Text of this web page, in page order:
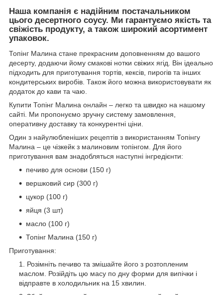
Наша компанія є надійним постачальником
цього десертного соусу. Ми гарантуємо якість та
свіжість продукту, а також широкий асортимент
упаковок.
Топінг Малина стане прекрасним доповненням до вашого
десерту, додаючи йому смакові нотки свіжих ягід. Він ідеально
підходить для приготування тортів, кексів, пирогів та інших
кондитерських виробів. Також його можна використовувати як
додаток до кави та чаю.
Купити Топінг Малина онлайн – легко та швидко на нашому
сайті. Ми пропонуємо зручну систему замовлення,
оперативну доставку та конкурентні ціни.
Один з найулюбленіших рецептів з використанням Топінгу
Малина – це чізкейк з малиновим топінгом. Для його
приготування вам знадобляться наступні інгредієнти:
печиво для основи (150 г)
вершковий сир (300 г)
цукор (100 г)
яйця (3 шт)
масло (100 г)
Топінг Малина (150 г)
Приготування:
Розімніть печиво та змішайте його з розтопленим
маслом. Розійдіть цю масу по дну форми для випічки і
відправте в холодильник на 15 хвилин.